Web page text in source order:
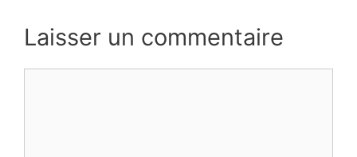
Laisser un commentaire